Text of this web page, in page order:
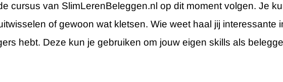
cursus van SlimLerenBeleggen.nl op dit moment volgen. Je
of gewoon wat kletsen. Wie weet haal jij interessante
hebt. Deze kun je gebruiken om jouw eigen skills als